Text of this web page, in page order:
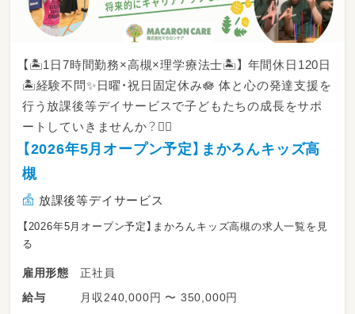
【🏝️1日7時間勤務×高槻×理学療法士🏝️】 年間休日120日
🏝️経験不問✨日曜・祝日固定休み🪷 体と心の発達支援を
行う放課後等デイサービスで子どもたちの成長をサポ
ートしていきませんか？🙆‍♂️
【2026年5月オープン予定】まかろんキッズ高
槻
放課後等デイサービス
【2026年5月オープン予定】まかろんキッズ高槻の求人一覧を見
る
雇用形態
正社員
給与
月収240,000円 〜 350,000円